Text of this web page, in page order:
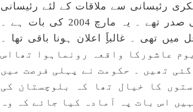
رئیسانی سے ملاقات کے لئے رئیسانی
ہاؤس گئے تھے ۔ وہ تب پیپلز پارٹی کے صوبائی صدر تھے ۔ یہ مارچ 2004 کی بات ہے ۔
تھی ۔ غالباََِِ اعلان ہونا باقی تھا ۔
میں یوم عاشورکا واقعہ رونماہوا تھااس
تھیں ۔ حکومت نے پہلی فرصت میں
کا خیال تھا کہ بلوچستان کی
اس بات پہ آمادہ کیا جائے کہ وہ